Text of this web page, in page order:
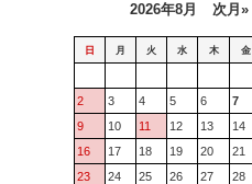
2026年8月 次月»
日 月 火 水 木 金
2
3 4 5 6 7
9
10 11 12 13 14
16
17 18 19 20 21
23
24 25 26 27 28